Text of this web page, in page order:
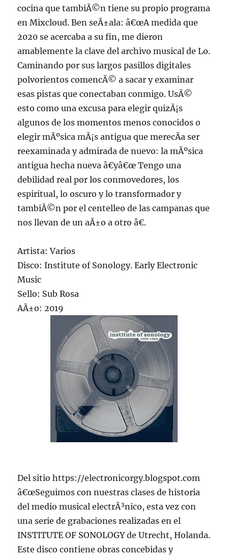
cocina que tambiÃ©n tiene su propio programa
en Mixcloud. Ben seÃ±ala: â€œA medida que
2020 se acercaba a su fin, me dieron
amablemente la clave del archivo musical de Lo.
Caminando por sus largos pasillos digitales
polvorientos comencÃ© a sacar y examinar
esas pistas que conectaban conmigo. UsÃ©
esto como una excusa para elegir quizÃ¡s
algunos de los momentos menos conocidos o
elegir mÃºsica mÃ¡s antigua que merecÃ­a ser
reexaminada y admirada de nuevo: la mÃºsica
antigua hecha nueva â€yâ€œ Tengo una
debilidad real por los conmovedores, los
espiritual, lo oscuro y lo transformador y
tambiÃ©n por el centelleo de las campanas que
nos llevan de un aÃ±o a otro â€.
Artista: Varios
Disco: Institute of Sonology. Early Electronic
Music
Sello: Sub Rosa
AÃ±o: 2019
Del sitio https://electronicorgy.blogspot.com
â€œSeguimos con nuestras clases de historia
del medio musical electrÃ³nico, esta vez con
una serie de grabaciones realizadas en el
INSTITUTE OF SONOLOGY de Utrecht, Holanda.
Este disco contiene obras concebidas y